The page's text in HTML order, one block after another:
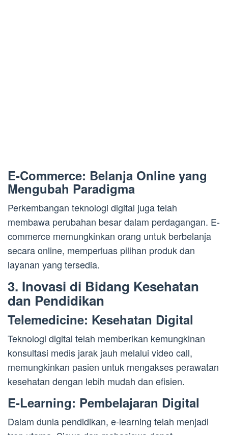
E-Commerce: Belanja Online yang
Mengubah Paradigma
Perkembangan teknologi digital juga telah
membawa perubahan besar dalam perdagangan. E-
commerce memungkinkan orang untuk berbelanja
secara online, memperluas pilihan produk dan
layanan yang tersedia.
3. Inovasi di Bidang Kesehatan
dan Pendidikan
Telemedicine: Kesehatan Digital
Teknologi digital telah memberikan kemungkinan
konsultasi medis jarak jauh melalui video call,
memungkinkan pasien untuk mengakses perawatan
kesehatan dengan lebih mudah dan efisien.
E-Learning: Pembelajaran Digital
Dalam dunia pendidikan, e-learning telah menjadi